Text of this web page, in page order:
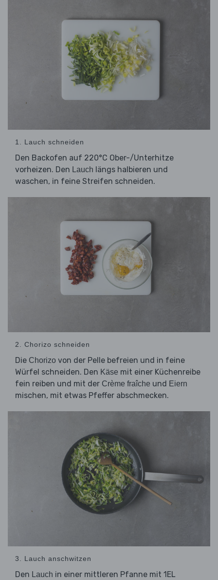
1. Lauch schneiden
Den Backofen auf 220°C Ober-/Unterhitze
vorheizen. Den Lauch längs halbieren und
waschen, in feine Streifen schneiden.
2. Chorizo schneiden
Die Chorizo von der Pelle befreien und in feine
Würfel schneiden. Den Käse mit einer Küchenreibe
fein reiben und mit der Crème fraîche und Eiern
mischen, mit etwas Pfeffer abschmecken.
3. Lauch anschwitzen
Den Lauch in einer mittleren Pfanne mit 1EL